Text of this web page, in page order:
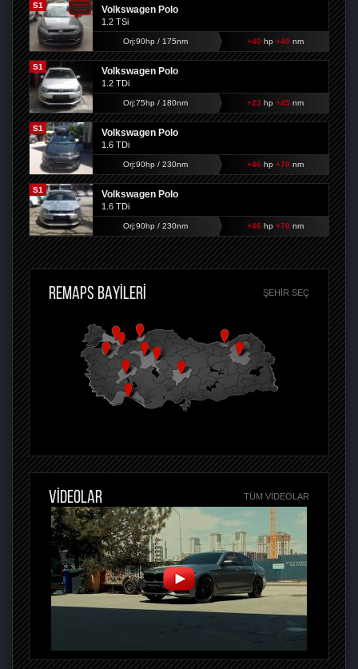
S1 Volkswagen Polo
1.2 TSi
Orj:90hp / 175nm +40 hp +40 nm
S1 Volkswagen Polo
1.2 TDi
Orj:75hp / 180nm +23 hp +45nm
S1 Volkswagen Polo
1.6 TDi
Orj:90hp / 230nm +46 hp +70 nm
S1 Volkswagen Polo
1.6 TDi
Orj:90hp / 230nm +46 hp +70 nm
REMAPS BAYİLERİ ŞEHIR SEÇ
VİDEOLAR TÜM VIDEOLAR